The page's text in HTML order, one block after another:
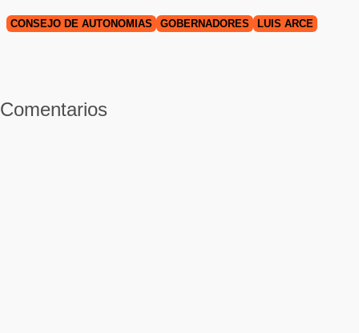
CONSEJO DE AUTONOMÍAS GOBERNADORES LUIS ARCE
Comentarios